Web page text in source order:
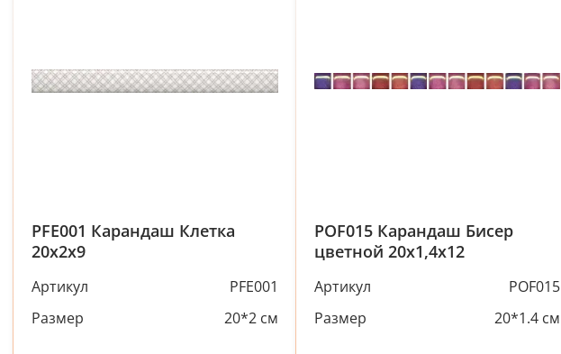
PFE001 Карандаш Клетка
20х2х9
Артикул
PFE001
Размер
20*2 см
POF015 Карандаш Бисер
цветной 20х1,4х12
Артикул
POF015
Размер
20*1.4 см